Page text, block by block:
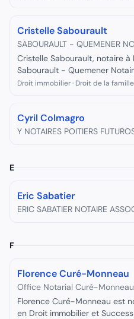
Cristelle Sabourault
SABOURAULT - QUEMENER
Cristelle Sabourault, notaire
Sabourault - Quemener
ses clients dans leurs
Droit immobilier · Droit de la famille
Cyril Colmagro
Y NOTAIRES POITIERS
E
Eric Sabatier
ERIC SABATIER NOTAIRE
F
Florence Curé-Monneau
Office Notarial Curé-Monneau
Florence Curé-Monneau est
en Droit immobilier et